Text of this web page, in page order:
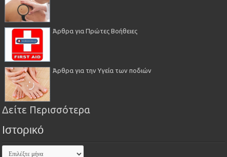
Άρθρα για Πρώτες Βοήθειες
Άρθρα για την Υγεία των ποδιών
Δείτε Περισσότερα
Ιστορικό